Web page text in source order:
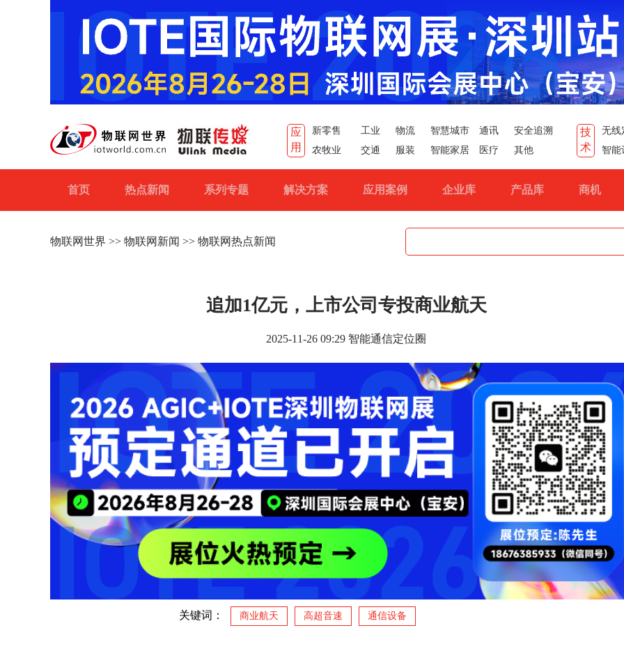
应
用
新零售 工业 物流 智慧城市 通讯
安全追溯
农牧业
交通 服装 智能家居 医疗 其他
技
术
无线
智能
首页 热点新闻 系列专题 解决方案 应用案例 企业库 产品库 商机
物联网世界 >> 物联网新闻 >> 物联网热点新闻
追加1亿元，上市公司专投商业航天
2025-11-26 09:29 智能通信定位圈
关键词： 商业航天 高超音速 通信设备